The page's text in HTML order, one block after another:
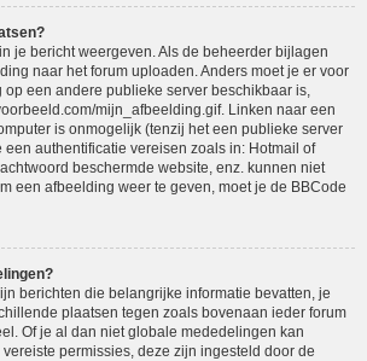
je bericht weergeven. Als de beheerder bijlagen
naar het forum uploaden. Anders moet je er voor
een andere publieke server beschikbaar is,
mijn_afbeelding.gif. Linken naar een
is onmogelijk (tenzij het een publieke server
authentificatie vereisen zoals in: Hotmail of
beschermde website, enz. kunnen niet
een afbeelding weer te geven, moet je de BBCode
berichten die belangrijke informatie bevatten, je
plaatsen tegen zoals bovenaan ieder forum
Of je al dan niet globale mededelingen kan
permissies, deze zijn ingesteld door de